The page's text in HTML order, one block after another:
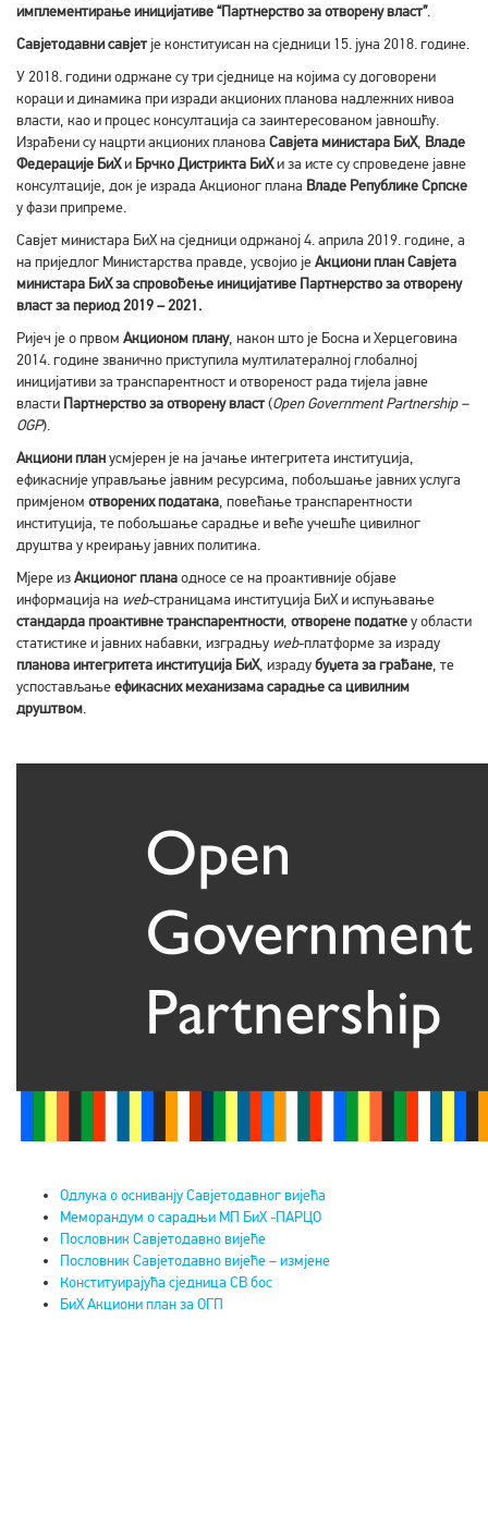
имплементирање иницијативе “Партнерство за отворену власт”.
Савјетодавни савјет је конституисан на сједници 15. јуна 2018. године.
У 2018. години одржане су три сједнице на којима су договорени
кораци и динамика при изради акционих планова надлежних нивоа
власти, као и процес консултација са заинтересованом јавношћу.
Израђени су нацрти акционих планова Савјета министара БиХ, Владе
Федерације БиХи Брчко Дистрикта БиХи за исте су спроведене јавне
консултације, док је израда Акционог плана Владе Републике Српске
у фази припреме.
Савјет министара БиХ на сједници одржаној 4. априла 2019. године, а
на приједлог Министарства правде, усвојио јеАкциони план Савјета
министара БиХ за спровођење иницијативе Партнерство за отворену
власт за период 2019 – 2021.
Ријеч је о првом Акционом плану, након што је Босна и Херцеговина
2014. године званично приступила мултилатералној глобалној
иницијативи за транспарентност и отвореност рада тијела јавне
власти Партнерство за отворену власт(Open Government Partnership –
OGP).
Акциони планусмјерен је на јачање интегритета институција,
ефикасније управљање јавним ресурсима, побољшање јавних услуга
примјеном отворених података, повећање транспарентности
институција, те побољшање сарадње и веће учешће цивилног
друштва у креирању јавних политика.
Мјере изАкционог планаодносе се на проактивније објаве
информација на web-страницама институција БиХ и испуњавање
стандарда проактивне транспарентности, отворене податкеу области
статистике и јавних набавки, изградњу web-платформе за израду
планова интегритета институција БиХ, израдубуџета за грађане, те
успостављањеефикасних механизама сарадње са цивилним
друштвом.
Одлука о осниванју Савјетодавног вијећа
Меморандум о сарадњи МП БиХ -ПАРЦО
Пословник Савјетодавно вијеће
Пословник Савјетодавно вијеће – измјене
Конституирајућа сједница СВ бос
БиХ Акциони план за ОГП